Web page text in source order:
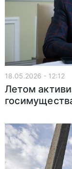
18.05.2026 - 12:12
Летом